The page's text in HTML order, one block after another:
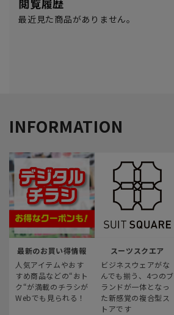
閲覧履歴
最近見た商品がありません。
INFORMATION
最新のお買い得情報
人気アイテムやおす
すめ商品などの“おト
ク“が満載のチラシが
Webでも見られる！
スーツスクエア
ビジネスウェアがな
んでも揃う、4つのブ
ランドが一体となっ
た新感覚の複合型ス
トアです